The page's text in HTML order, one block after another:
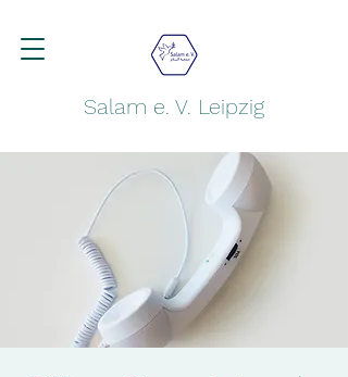
Salam e. V. Leipzig